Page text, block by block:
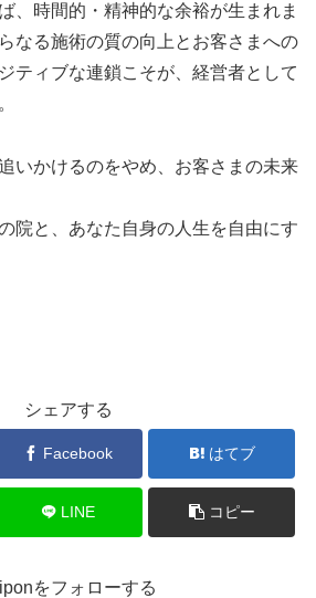
、時間的・精神的な余裕が生まれま
なる施術の質の向上とお客さまへの
ティブな連鎖こそが、経営者として
いかけるのをやめ、お客さまの未来
院と、あなた自身の人生を自由にす
シェアする
Facebook はてブ
LINE コピー
をフォローする